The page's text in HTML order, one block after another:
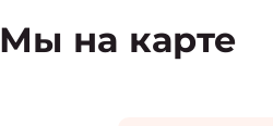
Мы на карте